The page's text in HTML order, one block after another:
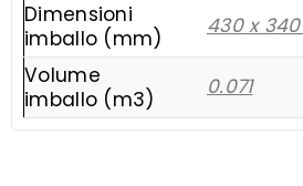
Dimensioni
imballo (mm)
430 x
Volume
imballo (m3)
0.071